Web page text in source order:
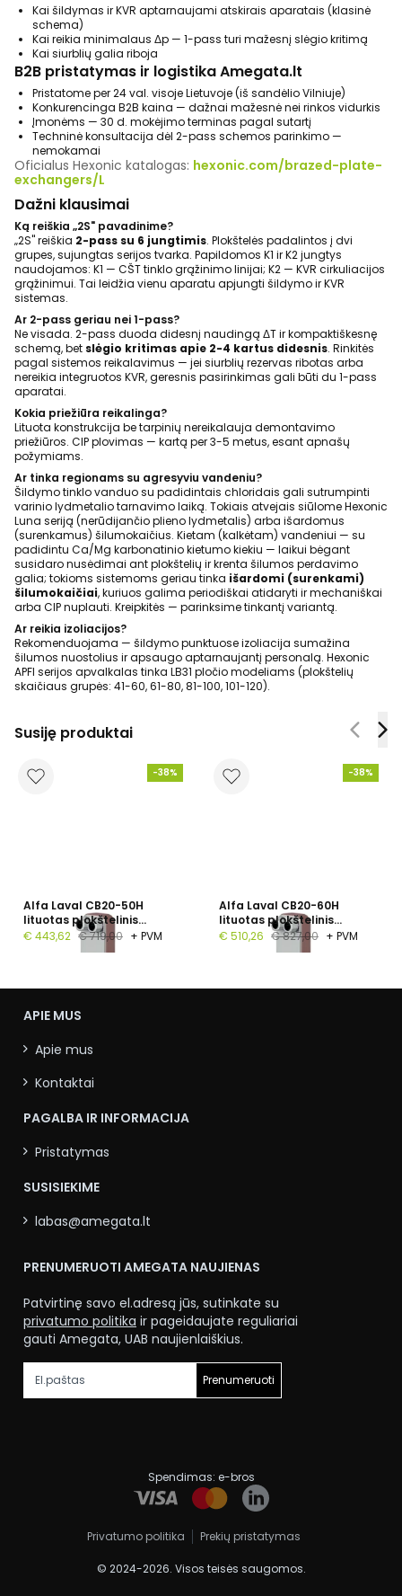
Kai šildymas ir KVR aptarnaujami atskirais aparatais (klasinė
schema)
Kai reikia minimalaus Δp — 1-pass turi mažesnį slėgio kritimą
Kai siurblių galia riboja
B2B pristatymas ir logistika Amegata.lt
Pristatome per 24 val. visoje Lietuvoje (iš sandėlio Vilniuje)
Konkurencinga B2B kaina — dažnai mažesnė nei rinkos vidurkis
Įmonėms — 30 d. mokėjimo terminas pagal sutartį
Techninė konsultacija dėl 2-pass schemos parinkimo —
nemokamai
Oficialus Hexonic katalogas: hexonic.com/brazed-plate-
exchangers/L
Dažni klausimai
Ką reiškia „2S" pavadinime?
„2S" reiškia 2-pass su 6 jungtimis. Plokštelės padalintos į dvi
grupes, sujungtas serijos tvarka. Papildomos K1 ir K2 jungtys
naudojamos: K1 — CŠT tinklo grąžinimo linijai; K2 — KVR cirkuliacijos
grąžinimui. Tai leidžia vienu aparatu apjungti šildymo ir KVR
sistemas.
Ar 2-pass geriau nei 1-pass?
Ne visada. 2-pass duoda didesnį naudingą ΔT ir kompaktiškesnę
schemą, bet slėgio kritimas apie 2-4 kartus didesnis. Rinkitės
pagal sistemos reikalavimus — jei siurblių rezervas ribotas arba
nereikia integruotos KVR, geresnis pasirinkimas gali būti du 1-pass
aparatai.
Kokia priežiūra reikalinga?
Lituota konstrukcija be tarpinių nereikalauja demontavimo
priežiūros. CIP plovimas — kartą per 3-5 metus, esant apnašų
požymiams.
Ar tinka regionams su agresyviu vandeniu?
Šildymo tinklo vanduo su padidintais chloridais gali sutrumpinti
varinio lydmetalio tarnavimo laiką. Tokiais atvejais siūlome Hexonic
Luna seriją (nerūdijančio plieno lydmetalis) arba išardomus
(surenkamus) šilumokaičius. Kietam (kalkėtam) vandeniui — su
padidintu Ca/Mg karbonatinio kietumo kiekiu — laikui bėgant
susidaro nusėdimai ant plokštelių ir krenta šilumos perdavimo
galia; tokioms sistemoms geriau tinka išardomi (surenkami)
šilumokaičiai, kuriuos galima periodiškai atidaryti ir mechaniškai
arba CIP nuplauti. Kreipkitės — parinksime tinkantį variantą.
Ar reikia izoliacijos?
Rekomenduojama — šildymo punktuose izoliacija sumažina
šilumos nuostolius ir apsaugo aptarnaujantį personalą. Hexonic
APFI serijos apvalkalas tinka LB31 pločio modeliams (plokštelių
skaičiaus grupės: 41-60, 61-80, 81-100, 101-120).
Susiję produktai
-38%
Alfa Laval CB20-50H
lituotas plokštelinis
šilumokaitis, 1", 50
€ 443,62 € 719,00 + PVM
-38%
Alfa Laval CB20-60H
lituotas plokštelinis
šilumokaitis, G 1", 60
€ 510,26 € 827,00 + PVM
APIE MUS
Apie mus
Kontaktai
PAGALBA IR INFORMACIJA
Pristatymas
SUSISIEKIME
labas@amegata.lt
PRENUMERUOTI AMEGATA NAUJIENAS
Patvirtinę savo el.adresą jūs, sutinkate su
privatumo politika ir pageidaujate reguliariai
gauti Amegata, UAB naujienlaiškius.
Prenumeruoti
© 2024-2026. Visos teisės saugomos.
Privatumo politika Prekių pristatymas
Spendimas: e-bros